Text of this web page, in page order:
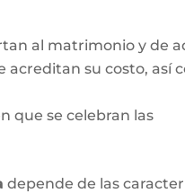
al matrimonio y de
acreditan su costo, así
que se celebran las
depende de las